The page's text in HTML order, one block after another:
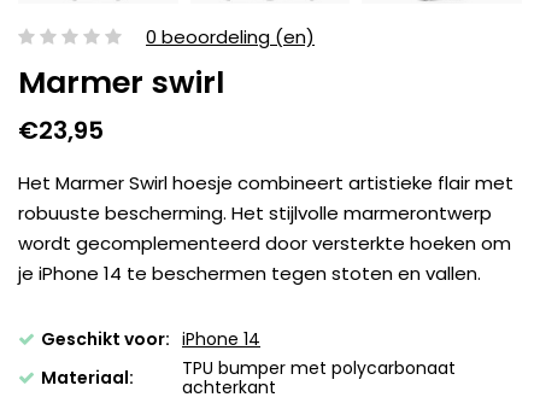
0 beoordeling (en)
Marmer swirl
€23,95
Het Marmer Swirl hoesje combineert artistieke flair met
robuuste bescherming. Het stijlvolle marmerontwerp
wordt gecomplementeerd door versterkte hoeken om
je iPhone 14 te beschermen tegen stoten en vallen.
Geschikt voor: iPhone 14
Materiaal:
TPU bumper met polycarbonaat
achterkant